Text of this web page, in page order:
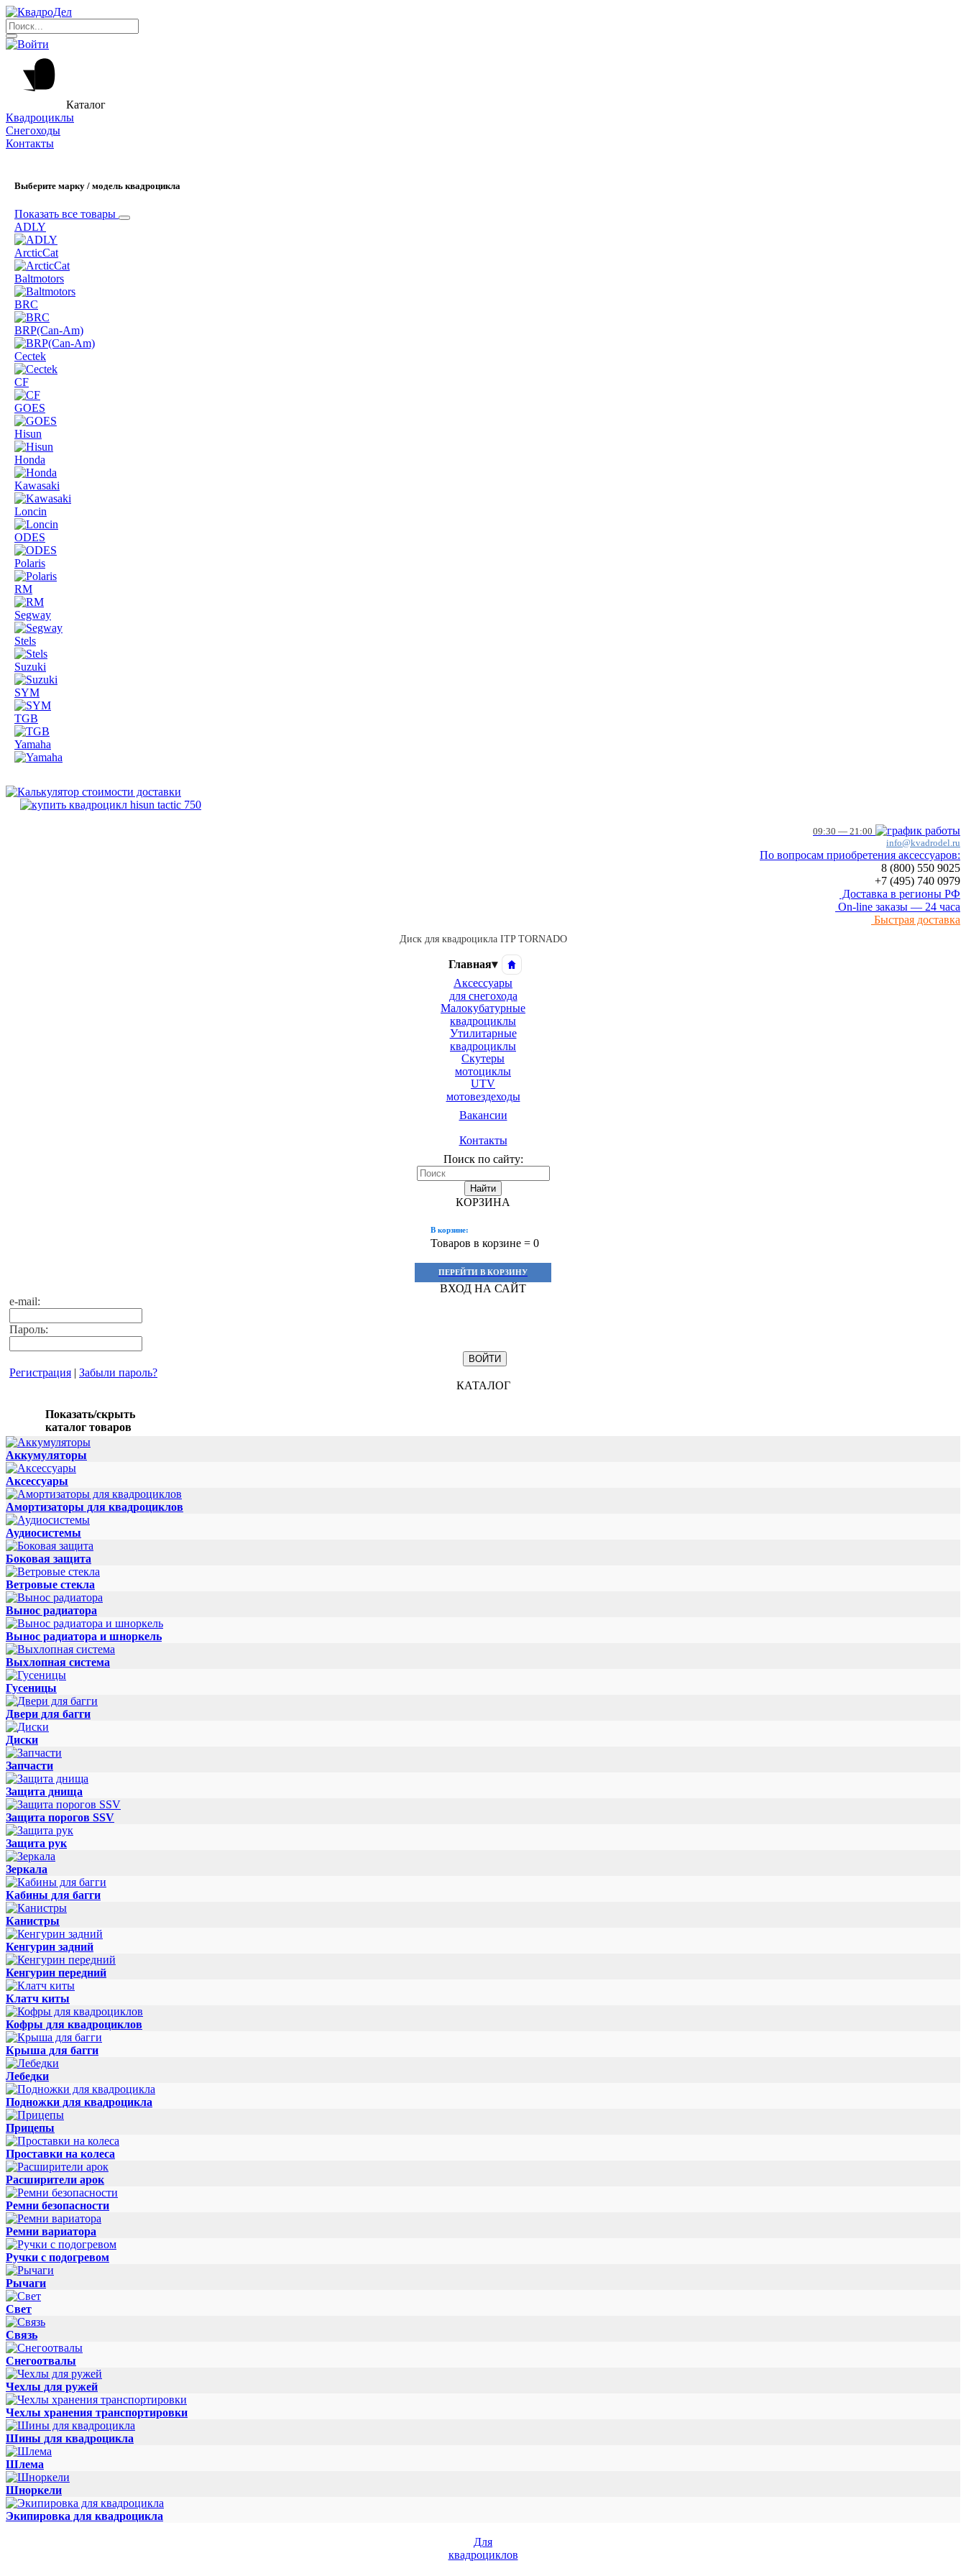
Каталог
Квадроциклы
Снегоходы
Контакты
Выберите марку / модель квадроцикла
Показать все товары
ADLY
ArcticCat
Baltmotors
BRC
BRP(Can-Am)
Cectek
CF
GOES
Hisun
Honda
Kawasaki
Loncin
ODES
Polaris
RM
Segway
Stels
Suzuki
SYM
TGB
Yamaha
09:30 — 21:00
info@kvadrodel.ru
По вопросам приобретения аксессуаров:
8 (800) 550 9025
+7 (495) 740 0979
Доставка в регионы РФ
On-line заказы — 24 часа
Быстрая доставка
Диск для квадроцикла ITP TORNADO
Главная▾
Аксессуары
для снегохода
Малокубатурные
квадроциклы
Утилитарные
квадроциклы
Скутеры
мотоциклы
UTV
мотовездеходы
Вакансии
Контакты
Поиск по сайту:
Найти
КОРЗИНА
В корзине:
Товаров в корзине = 0
ПЕРЕЙТИ В КОРЗИНУ
ВХОД НА САЙТ
e-mail:
Пароль:
Регистрация | Забыли пароль?
КАТАЛОГ
Показать/скрыть
каталог товаров
Аккумуляторы
Аксессуары
Амортизаторы для квадроциклов
Аудиосистемы
Боковая защита
Ветровые стекла
Вынос радиатора
Вынос радиатора и шноркель
Выхлопная система
Гусеницы
Двери для багги
Диски
Запчасти
Защита днища
Защита порогов SSV
Защита рук
Зеркала
Кабины для багги
Канистры
Кенгурин задний
Кенгурин передний
Клатч киты
Кофры для квадроциклов
Крыша для багги
Лебедки
Подножки для квадроцикла
Прицепы
Проставки на колеса
Расширители арок
Ремни безопасности
Ремни вариатора
Ручки с подогревом
Рычаги
Свет
Связь
Снегоотвалы
Чехлы для ружей
Чехлы хранения транспортировки
Шины для квадроцикла
Шлема
Шноркели
Экипировка для квадроцикла
Для
квадроциклов